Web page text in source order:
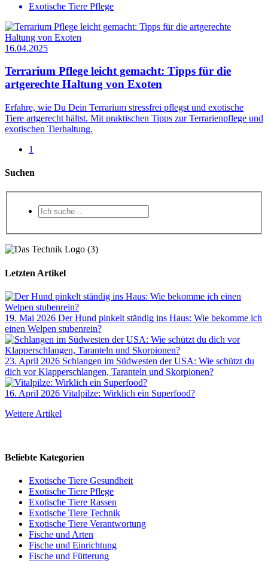
Exotische Tiere Pflege
16.04.2025
Terrarium Pflege leicht gemacht: Tipps für die
artgerechte Haltung von Exoten
Erfahre, wie Du Dein Terrarium stressfrei pflegst und exotische
Tiere artgerecht hältst. Mit praktischen Tipps zur Terrarienpflege und
exotischen Tierhaltung.
1
Suchen
Letzten Artikel
19. Mai 2026 Der Hund pinkelt ständig ins Haus: Wie bekomme ich
einen Welpen stubenrein?
23. April 2026 Schlangen im Südwesten der USA: Wie schützt du
dich vor Klapperschlangen, Taranteln und Skorpionen?
16. April 2026 Vitalpilze: Wirklich ein Superfood?
Weitere Artikel
Beliebte Kategorien
Exotische Tiere Gesundheit
Exotische Tiere Pflege
Exotische Tiere Rassen
Exotische Tiere Technik
Exotische Tiere Verantwortung
Fische und Arten
Fische und Einrichtung
Fische und Fütterung